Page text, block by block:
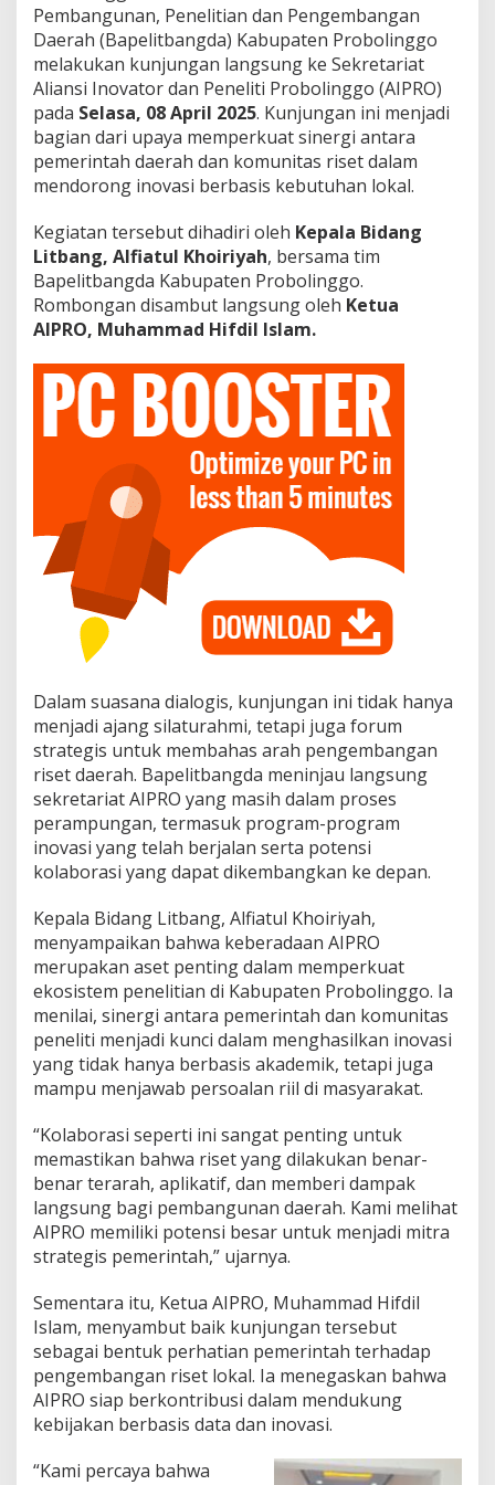
T
i
n
j
a
u
S
e
k
r
a
r
i
a
t
I
P
O
e
r
k
o
l
b
o
r
a
s
i
R
s
e
t
D
a
e
r
a
Pembangunan, Penelitian dan Pengembangan
Daerah (Bapelitbangda) Kabupaten Probolinggo
melakukan kunjungan langsung ke Sekretariat
Aliansi Inovator dan Peneliti Probolinggo (AIPRO)
pada Selasa, 08 April 2025. Kunjungan ini menjadi
bagian dari upaya memperkuat sinergi antara
pemerintah daerah dan komunitas riset dalam
mendorong inovasi berbasis kebutuhan lokal.
Kegiatan tersebut dihadiri oleh Kepala Bidang
Litbang, Alfiatul Khoiriyah, bersama tim
Bapelitbangda Kabupaten Probolinggo.
Rombongan disambut langsung oleh Ketua
AIPRO, Muhammad Hifdil Islam.
Dalam suasana dialogis, kunjungan ini tidak hanya
menjadi ajang silaturahmi, tetapi juga forum
strategis untuk membahas arah pengembangan
riset daerah. Bapelitbangda meninjau langsung
sekretariat AIPRO yang masih dalam proses
perampungan, termasuk program-program
inovasi yang telah berjalan serta potensi
kolaborasi yang dapat dikembangkan ke depan.
Kepala Bidang Litbang, Alfiatul Khoiriyah,
menyampaikan bahwa keberadaan AIPRO
merupakan aset penting dalam memperkuat
ekosistem penelitian di Kabupaten Probolinggo. Ia
menilai, sinergi antara pemerintah dan komunitas
peneliti menjadi kunci dalam menghasilkan inovasi
yang tidak hanya berbasis akademik, tetapi juga
mampu menjawab persoalan riil di masyarakat.
“Kolaborasi seperti ini sangat penting untuk
memastikan bahwa riset yang dilakukan benar-
benar terarah, aplikatif, dan memberi dampak
langsung bagi pembangunan daerah. Kami melihat
AIPRO memiliki potensi besar untuk menjadi mitra
strategis pemerintah,” ujarnya.
Sementara itu, Ketua AIPRO, Muhammad Hifdil
Islam, menyambut baik kunjungan tersebut
sebagai bentuk perhatian pemerintah terhadap
pengembangan riset lokal. Ia menegaskan bahwa
AIPRO siap berkontribusi dalam mendukung
kebijakan berbasis data dan inovasi.
“Kami percaya bahwa